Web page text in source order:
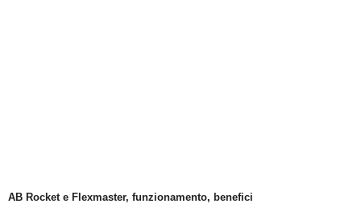
AB Rocket e Flexmaster, funzionamento, benefici